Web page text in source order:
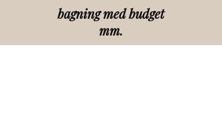
bagning med budget
mm.